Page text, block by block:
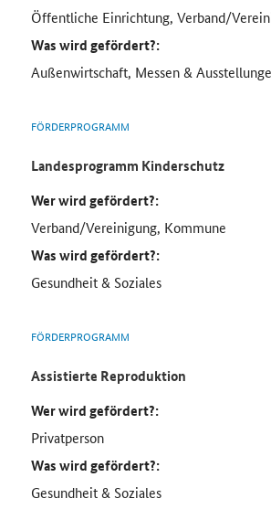
Öffentliche Einrichtung, Verband/
Was wird gefördert?:
Außenwirtschaft, Messen &
FÖRDERPROGRAMM
Landesprogramm Kinderschutz
Wer wird gefördert?:
Verband/Vereinigung, Kommune
Was wird gefördert?:
Gesundheit & Soziales
FÖRDERPROGRAMM
Assistierte Reproduktion
Wer wird gefördert?:
Privatperson
Was wird gefördert?:
Gesundheit & Soziales